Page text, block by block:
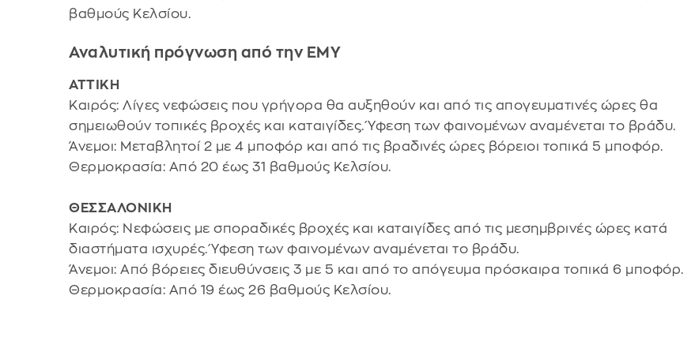
βαθμούς Κελσίου.
Αναλυτική πρόγνωση από την ΕΜΥ
ΑΤΤΙΚΗ
Καιρός: Λίγες νεφώσεις που γρήγορα θα αυξηθούν και από τις απογευματινές ώρες θα
σημειωθούν τοπικές βροχές και καταιγίδες. Ύφεση των φαινομένων αναμένεται το βράδυ.
Άνεμοι: Μεταβλητοί 2 με 4 μποφόρ και από τις βραδινές ώρες βόρειοι τοπικά 5 μποφόρ.
Θερμοκρασία: Από 20 έως 31 βαθμούς Κελσίου.
ΘΕΣΣΑΛΟΝΙΚΗ
Καιρός: Νεφώσεις με σποραδικές βροχές και καταιγίδες από τις μεσημβρινές ώρες κατά
διαστήματα ισχυρές. Ύφεση των φαινομένων αναμένεται το βράδυ.
Άνεμοι: Από βόρειες διευθύνσεις 3 με 5 και από το απόγευμα πρόσκαιρα τοπικά 6 μποφόρ.
Θερμοκρασία: Από 19 έως 26 βαθμούς Κελσίου.